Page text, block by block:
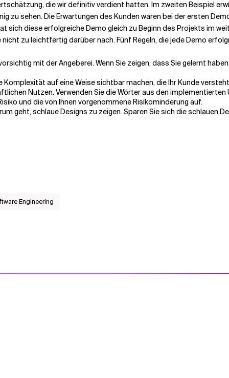
die wir definitiv verdient hatten. Im zweiten Beispiel
zu sehen. Die Erwartungen des Kunden waren bei der ersten
sich diese erfolgreiche Demo gleich zu Beginn des Projekts im
zu leichtfertig darüber nach. Fünf Regeln, die jede Demo
mit der Angeberei. Wenn Sie zeigen, dass Sie gelernt
auf eine Weise sichtbar machen, die Ihr Kunde
Nutzen. Verwenden Sie die Wörter aus den implementierten
und die von Ihnen vorgenommene Risikominderung auf.
geht, schlaue Designs zu zeigen. Sparen Sie sich die schlauen
Engineering